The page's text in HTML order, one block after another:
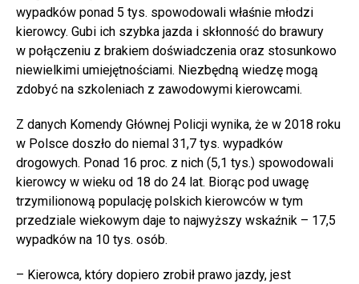
wypadków ponad 5 tys. spowodowali właśnie młodzi
kierowcy. Gubi ich szybka jazda i skłonność do brawury
w połączeniu z brakiem doświadczenia oraz stosunkowo
niewielkimi umiejętnościami. Niezbędną wiedzę mogą
zdobyć na szkoleniach z zawodowymi kierowcami.
Z danych Komendy Głównej Policji wynika, że w 2018 roku
w Polsce doszło do niemal 31,7 tys. wypadków
drogowych. Ponad 16 proc. z nich (5,1 tys.) spowodowali
kierowcy w wieku od 18 do 24 lat. Biorąc pod uwagę
trzymilionową populację polskich kierowców w tym
przedziale wiekowym daje to najwyższy wskaźnik – 17,5
wypadków na 10 tys. osób.
– Kierowca, który dopiero zrobił prawo jazdy, jest